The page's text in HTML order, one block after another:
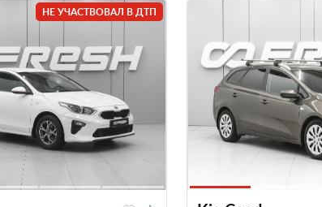
НЕ УЧАСТВОВАЛ В ДТП